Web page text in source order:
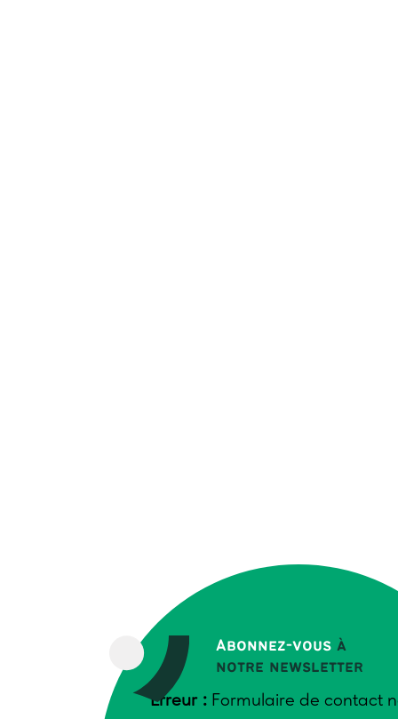
Abonnez-vous à
notre newsletter
Erreur : Formulaire de contact